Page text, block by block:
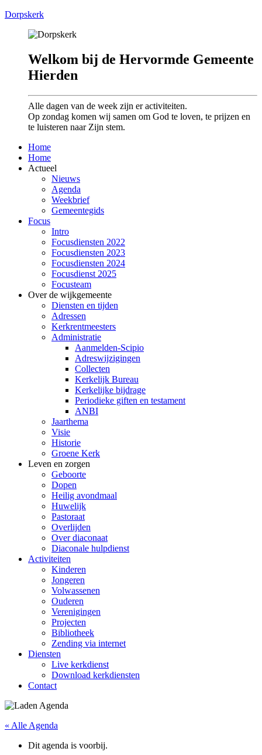
Dorpskerk
Welkom bij de Hervormde Gemeente
Hierden
Alle dagen van de week zijn er activiteiten.
Op zondag komen wij samen om God te loven, te prijzen en
te luisteren naar Zijn stem.
Home
Home
Actueel
Nieuws
Agenda
Weekbrief
Gemeentegids
Focus
Intro
Focusdiensten 2022
Focusdiensten 2023
Focusdiensten 2024
Focusdienst 2025
Focusteam
Over de wijkgemeente
Diensten en tijden
Adressen
Kerkrentmeesters
Administratie
Aanmelden-Scipio
Adreswijzigingen
Collecten
Kerkelijk Bureau
Kerkelijke bijdrage
Periodieke giften en testament
ANBI
Jaarthema
Visie
Historie
Groene Kerk
Leven en zorgen
Geboorte
Dopen
Heilig avondmaal
Huwelijk
Pastoraat
Overlijden
Over diaconaat
Diaconale hulpdienst
Activiteiten
Kinderen
Jongeren
Volwassenen
Ouderen
Verenigingen
Projecten
Bibliotheek
Zending via internet
Diensten
Live kerkdienst
Download kerkdiensten
Contact
« Alle Agenda
Dit agenda is voorbij.